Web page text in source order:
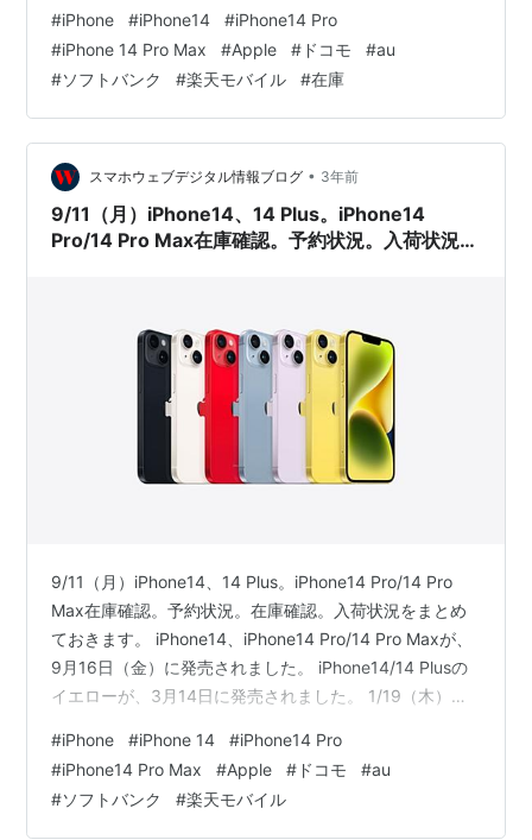
た。 iPhone14は、在庫があります。iPhone14 Plusは、
在庫があります。 ドコモオンラインショップ auオンライ
ンショップ ソフトバンクオンラインショップ 楽天モ…
#iPhone #iPhone14 #iPhone14 Pro
#iPhone 14 Pro Max #Apple # ドコモ #au
#ソフトバンク #楽天モバイル #在庫
スマホウェブデジタル情報ブログ • 3年前
9/11（月）iPhone14、14 Plus。iPhone14
Pro/14 Pro Max在庫確認。予約状況。入荷状況ま
9/11（月）iPhone14、14 Plus。iPhone14 Pro/14 Pro
Max在庫確認。予約状況。在庫確認。入荷状況をまとめ
ておきます。 iPhone14、iPhone14 Pro/14 Pro Maxが、
9月16日（金）に発売されました。 iPhone14/14 Plusの
イエローが、3月14日に発売されました。 1/19（木）
た。 iPhone14は、在庫があります。iPhone14 Plusは、
在庫があります。 ドコモオンラインショップ auオンライ
ンショップ ソフトバンクオンラインショップ 楽天モ…
#iPhone #iPhone 14 #iPhone14 Pro
#iPhone14 Pro Max #Apple # ドコモ #au
#ソフトバンク #楽天モバイル